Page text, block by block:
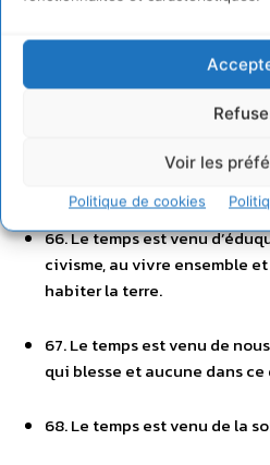
Voir les
Politique de cookies
64. Le temps est venu de
nos activités et nos
66. Le temps est venu
civisme, au vivre ensemble
habiter la terre.
67. Le temps est venu de
qui blesse et aucune dans
68. Le temps est venu de la